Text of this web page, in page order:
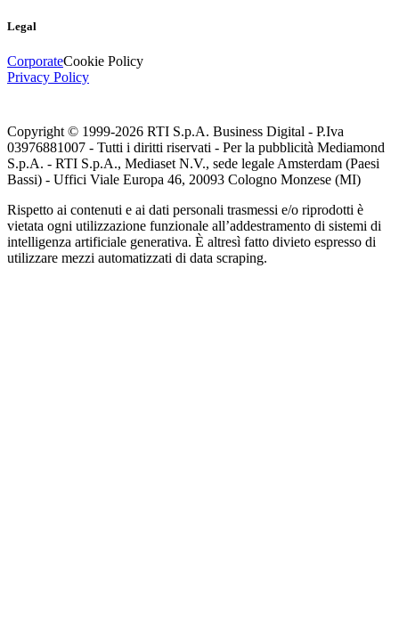
Legal
CorporateCookie Policy
Privacy Policy
Copyright © 1999-2026 RTI S.p.A. Business Digital - P.Iva
03976881007 - Tutti i diritti riservati - Per la pubblicità Mediamond
S.p.A. - RTI S.p.A., Mediaset N.V., sede legale Amsterdam (Paesi
Bassi) - Uffici Viale Europa 46, 20093 Cologno Monzese (MI)
Rispetto ai contenuti e ai dati personali trasmessi e/o riprodotti è
vietata ogni utilizzazione funzionale all’addestramento di sistemi di
intelligenza artificiale generativa. È altresì fatto divieto espresso di
utilizzare mezzi automatizzati di data scraping.